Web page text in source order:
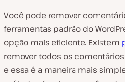
Você pode remover
ferramentas padrão do
opção mais eficiente. Existem
remover todos os
e essa é a maneira mais